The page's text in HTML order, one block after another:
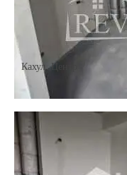
Кахул ,Центр